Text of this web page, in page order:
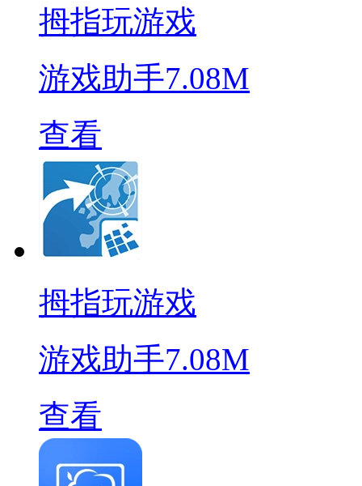
拇指玩游戏
游戏助手7.08M
查看
拇指玩游戏
游戏助手7.08M
查看